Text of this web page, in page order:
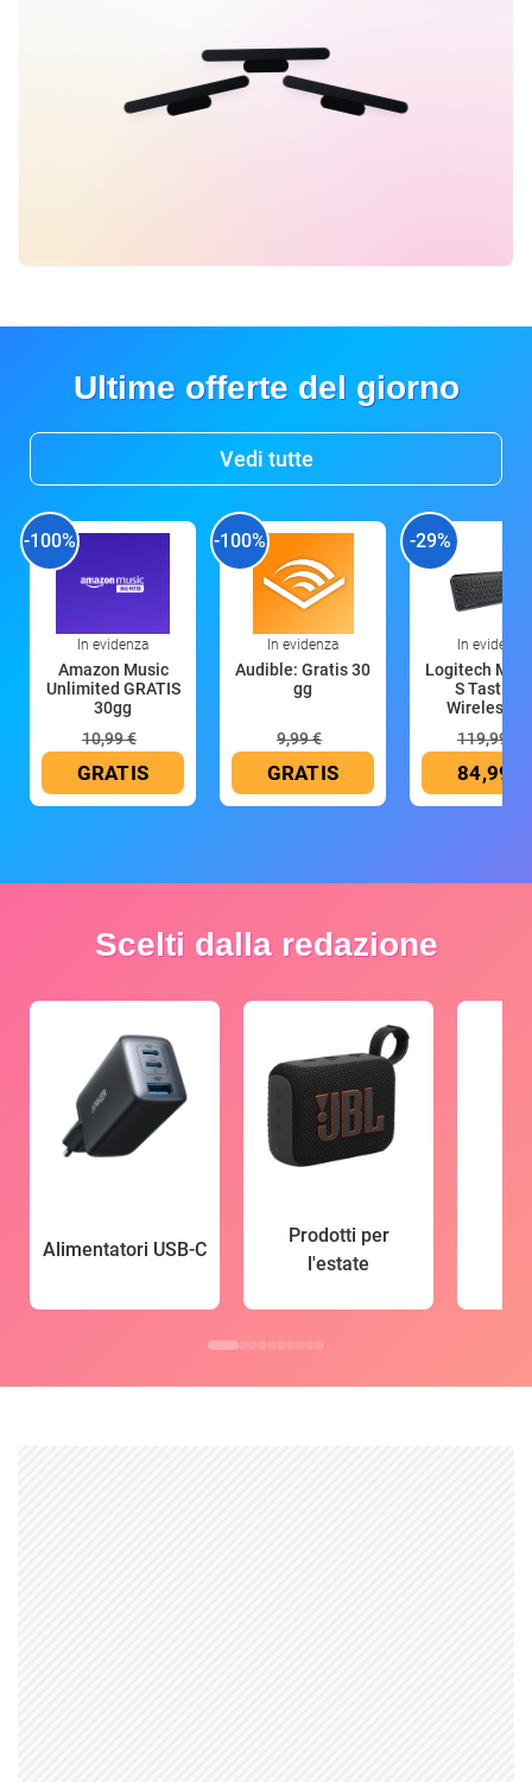
Ultime offerte del giorno
Vedi tutte
-100%
In evidenza
Amazon Music
Unlimited GRATIS
30gg
10,99 €
GRATIS
-100%
In evidenza
Audible: Gratis 30
gg
9,99 €
GRATIS
-29%
In evidenza
Logitech MX
S Tastiera
Wireless
119,99 €
84,99 €
Scelti dalla redazione
Alimentatori USB-C
Prodotti per
l'estate